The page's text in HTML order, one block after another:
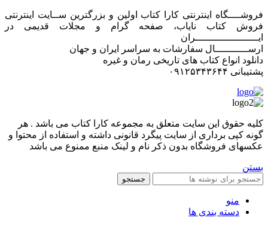
فروشــــگاه اینترنتی کارا کتاب اولین و بزرگترین ســایت اینترنتی
فروش کتاب نایاب، صفحه گرام و مجلات قدیمی در
ایـــــــــــــــــــــران
ارســـــــــــال سفارشات به سراسر ایران و جهان
دانلود انواع کتاب های تاریخی رمان و غیره
پشتیبانی ۰۹۱۲۵۳۴۳۶۴۴
کليه حقوق اين سايت متعلق به مجموعه کارا کتاب می باشد . هر
گونه کپی برداری از سایت پیگرد قانونی داشته و استفاده از محتوا و
عکسهای فروشگاه بدون ذکر نام و لینک منبع ممنوع می باشد
بستن
جستجو
منو
دسته بندی ها